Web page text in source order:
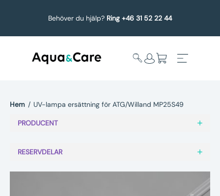
Behöver du hjälp? Ring +46 31 52 22 44
undermeny
Service
Hem / UV-lampa ersättning för ATG/Willand MP25S49
PRODUCENT
RESERVDELAR